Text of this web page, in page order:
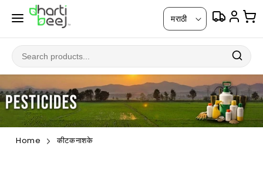
सामग्रीवर
जा
भा
षा
मराठी
Home कीटकनाशके